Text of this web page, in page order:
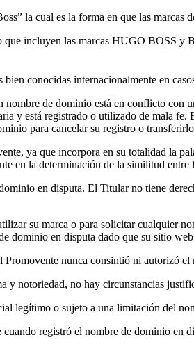
la cual es la forma en que las marcas
incluyen las marcas HUGO BOSS
conocidas internacionalmente en
nombre de dominio está en conflicto
y está registrado o utilizado de mala
para cancelar su registro o
ya que incorpora en su totalidad la
en la determinación de la similitud entre
en disputa. El Titular no tiene
su marca o para solicitar cualquier
en disputa dado que su sitio
nunca consintió ni autorizó
y notoriedad, no hay circunstancias
legítimo o sujeto a una limitación del
registró el nombre de dominio